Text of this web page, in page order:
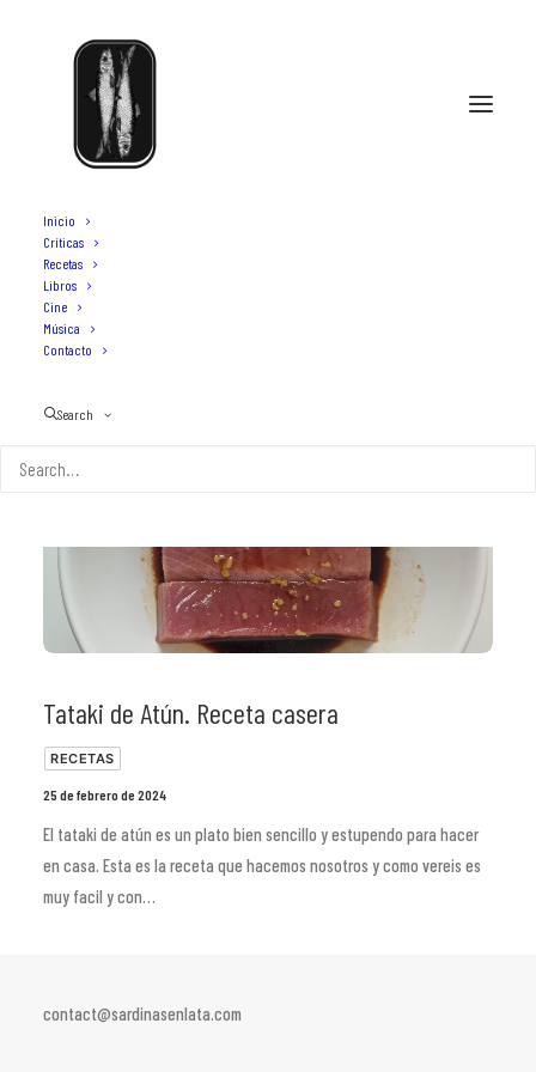
Inicio
Críticas
Recetas
Libros
Cine
Música
Contacto
Search
wasabi
Tataki de Atún. Receta casera
RECETAS
25 de febrero de 2024
El tataki de atún es un plato bien sencillo y estupendo para hacer
en casa. Esta es la receta que hacemos nosotros y como vereis es
muy facil y con…
contact@sardinasenlata.com